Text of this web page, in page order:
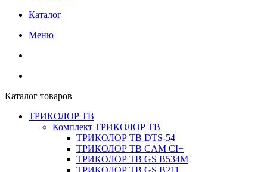
Каталог
Меню
Каталог товаров
ТРИКОЛОР ТВ
Комплект ТРИКОЛОР ТВ
ТРИКОЛОР ТВ DTS-54
ТРИКОЛОР ТВ CAM CI+
ТРИКОЛОР ТВ GS B534M
ТРИКОЛОР ТВ GS B211